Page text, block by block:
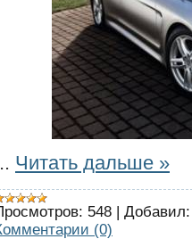
Читать дальше »
548 | Добавил:
(0)